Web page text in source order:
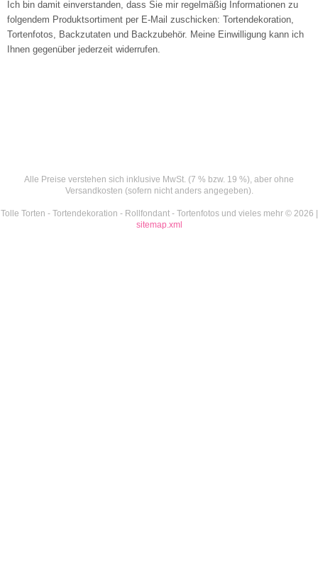
Ich bin damit einverstanden, dass Sie mir regelmäßig Informationen zu
folgendem Produktsortiment per E-Mail zuschicken: Tortendekoration,
Tortenfotos, Backzutaten und Backzubehör. Meine Einwilligung kann ich
Ihnen gegenüber jederzeit widerrufen.
Alle Preise verstehen sich inklusive MwSt. (7 % bzw. 19 %), aber ohne
Versandkosten (sofern nicht anders angegeben).
Tolle Torten - Tortendekoration - Rollfondant - Tortenfotos und vieles mehr © 2026 |
sitemap.xml